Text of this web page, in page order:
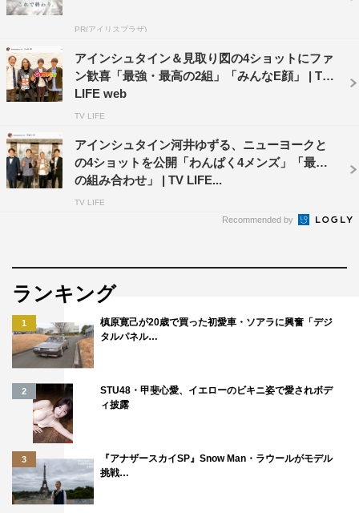
PR(アイリスプラザ)
アインシュタイン＆見取り図の4ショットにファ
ン歓喜「最強・最高の2組」「みんなE顔」 | TV
LIFE web
TV LIFE
アインシュタイン河井ゆずる、ニューヨークと
の4ショットを公開「わんぱく4メンズ」「最高
の組み合わせ」 | TV LIFE...
TV LIFE
Recommended by
ランキング
1
槙原寛己が20歳で買った初愛車・ソアラに興奮「デジ
タルパネル…
2
STU48・甲斐心愛、イエローのビキニ姿で愛されボデ
ィ披露
3
『アナザースカイSP』Snow Man・ラウールがモデル
挑戦…